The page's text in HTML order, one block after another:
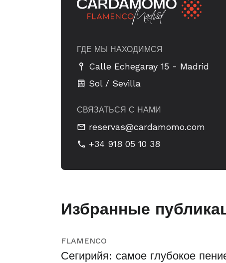
ГДЕ МЫ НАХОДИМСЯ
Calle Echegaray 15 - Madrid
Sol / Sevilla
СВЯЗАТЬСЯ С НАМИ
reservas@cardamomo.com
+34 918 05 10 38
Избранные
FLAMENCO
Сегирийя: самое глубокое